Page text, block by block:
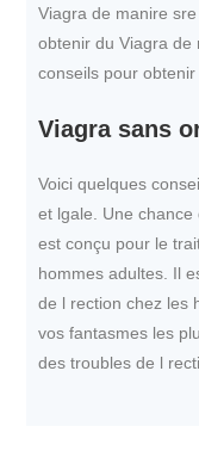
Viagra de manire
obtenir du Viagra de
conseils pour
Viagra sans
Voici quelques
et lgale. Une
est conçu pour le
hommes adultes. Il
de l rection chez les
vos fantasmes les
des troubles de l